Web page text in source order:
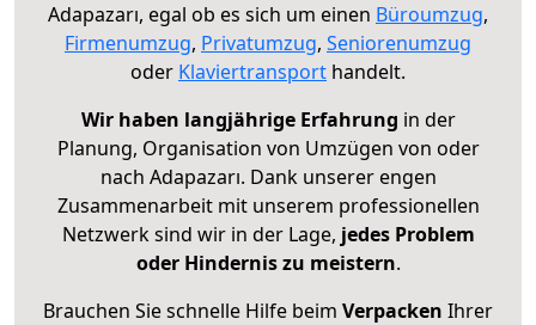
Adapazarı, egal ob es sich um einen Büroumzug,
Firmenumzug, Privatumzug, Seniorenumzug
oder Klaviertransport handelt.
Wir haben langjährige Erfahrung in der
Planung, Organisation von Umzügen von oder
nach Adapazarı. Dank unserer engen
Zusammenarbeit mit unserem professionellen
Netzwerk sind wir in der Lage, jedes Problem
oder Hindernis zu meistern.
Brauchen Sie schnelle Hilfe beim Verpacken Ihrer